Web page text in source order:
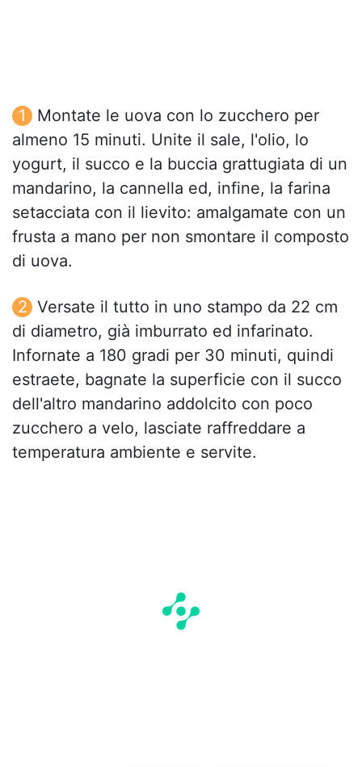
Montate le uova con lo zucchero per
almeno 15 minuti. Unite il sale, l'olio, lo
yogurt, il succo e la buccia grattugiata di un
mandarino, la cannella ed, infine, la farina
setacciata con il lievito: amalgamate con un
frusta a mano per non smontare il composto
di uova.
Versate il tutto in uno stampo da 22 cm
di diametro, già imburrato ed infarinato.
Infornate a 180 gradi per 30 minuti, quindi
estraete, bagnate la superficie con il succo
dell'altro mandarino addolcito con poco
zucchero a velo, lasciate raffreddare a
temperatura ambiente e servite.